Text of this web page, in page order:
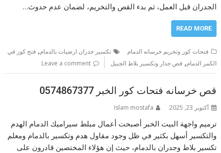
الجدران قبل العمل، ثم بدء القص والتخريم، لضمان عدم حدوث…
READ MORE
فتحات كور وتخريم خرسانه الدمام تكسير جدران ارضيات بالدمام, فتح كور في
الكمر الدمام, قص جدار وتكسير بلاط الجبيل Leave a comment
قص خرسانه فتحات كور الخبر 0574867377
أكتوبر 23, 2025 Islam mostafa
ترميم واجهة البيت الخبر أصبحت أعمال مبلط سيراميك الدمام الهدم
والتكسير أسهل بكثير في ظل وجود مقاول هدم وتكسير بالدمام ومعلم
تكسير بلاط وجدران بالدمام، حيث إن هؤلاء المختصين قادرون على